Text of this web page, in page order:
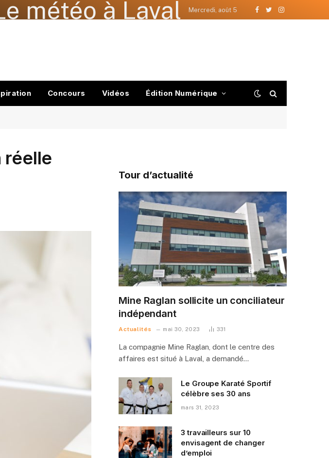
météo à Laval Mercredi, août 5
Facebook
TwitterInstagram
Concours Vidéos Édition Numérique
réelle
Tour d’actualité
Mine Raglan sollicite un conciliateur
indépendant
Actualités mai 30, 2023 331
La compagnie Mine Raglan, dont le centre des
affaires est situé à Laval, a demandé…
Le Groupe Karaté Sportif
célèbre ses 30 ans
mars 31, 2023
3 travailleurs sur 10
envisagent de changer
d’emploi